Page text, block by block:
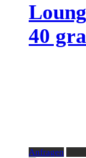
40
Anfragen